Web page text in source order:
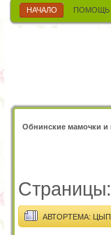
НАЧАЛО ПОМОЩЬ
Обнинские мамочки и
Страницы:
АВТОРТЕМА: